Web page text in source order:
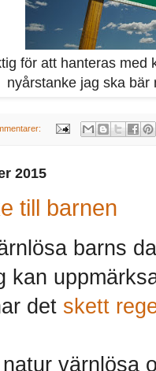
för att hanteras
nyårstanke jag ska bär
2015
till barnen
barns
kan
det skett
värnlösa